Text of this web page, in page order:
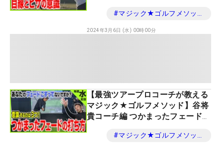
#マジック★ゴルフメソッド
2024年3月6日 (水) 00時00分
【最強ツアープロコーチが教える
マジック★ゴルフメソッド】谷将
貴コーチ編 つかまったフェードを
#マジック★ゴルフメソッド